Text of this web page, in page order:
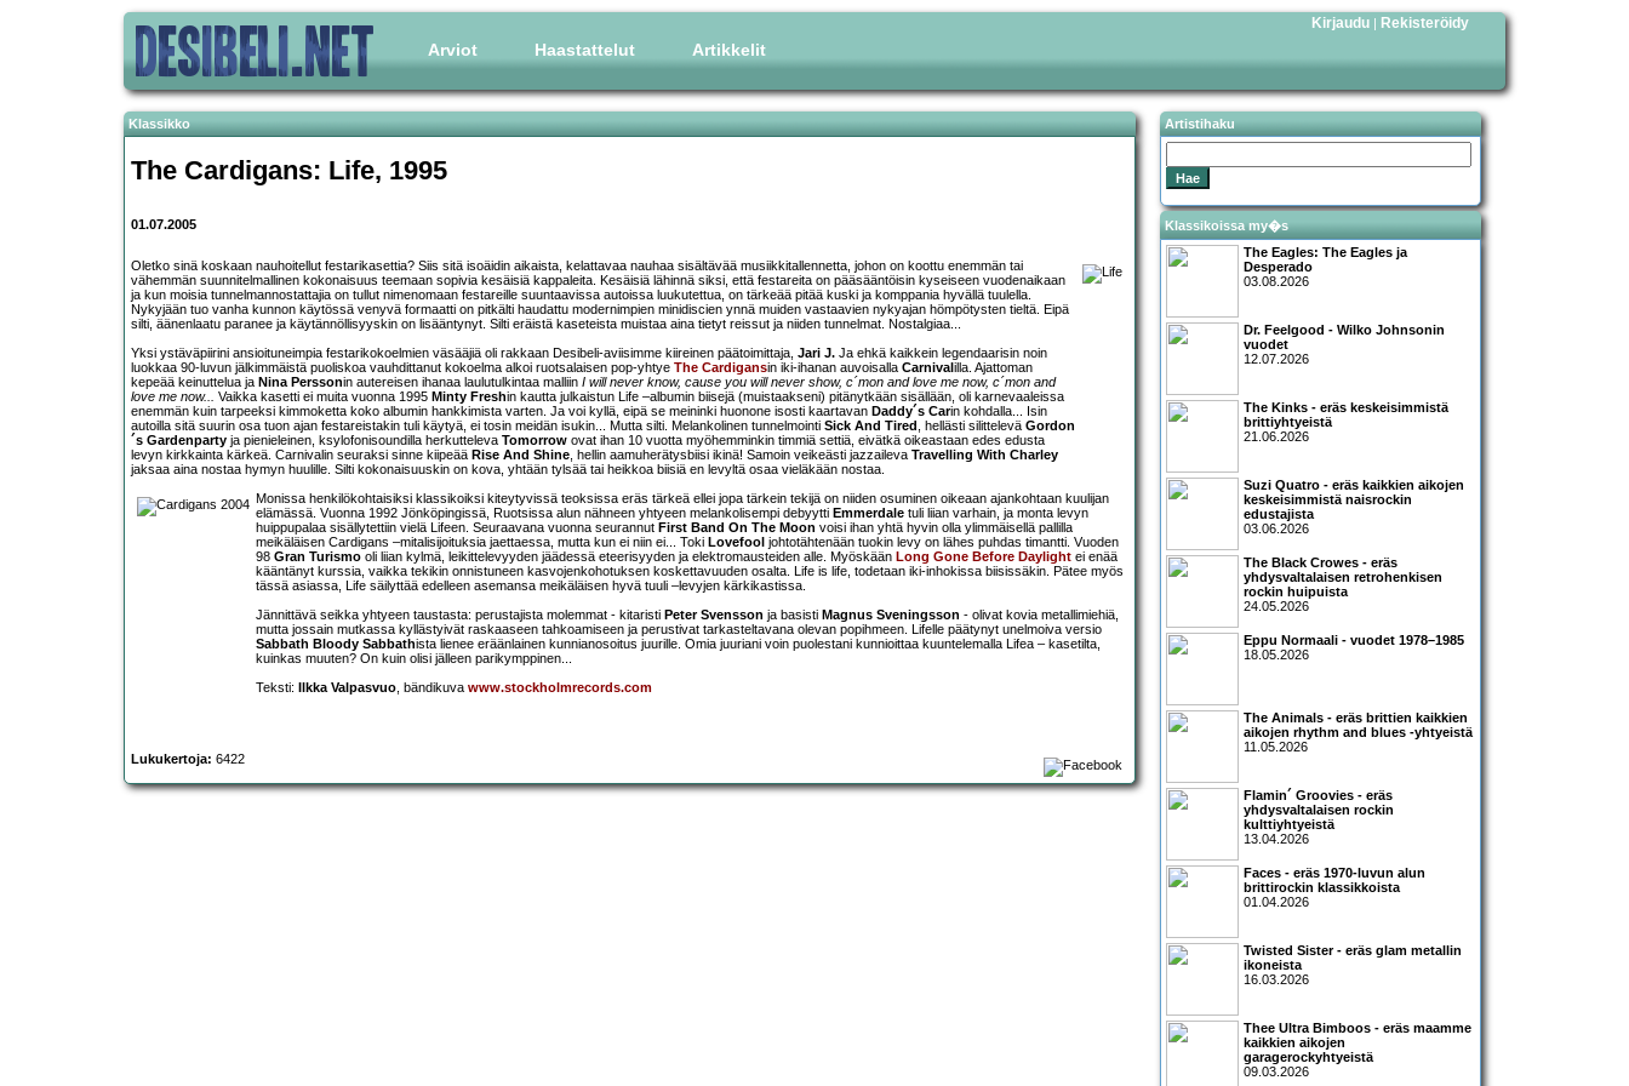
Arviot Haastattelut Artikkelit
Kirjaudu | Rekisteröidy
Klassikko
The Cardigans: Life, 1995
01.07.2005
Oletko sinä koskaan nauhoitellut festarikasettia? Siis sitä isoäidin aikaista, kelattavaa nauhaa sisältävää musiikkitallennetta, johon on koottu enemmän tai
vähemmän suunnitelmallinen kokonaisuus teemaan sopivia kesäisiä kappaleita. Kesäisiä lähinnä siksi, että festareita on pääsääntöisin kyseiseen vuodenaikaan
ja kun moisia tunnelmannostattajia on tullut nimenomaan festareille suuntaavissa autoissa luukutettua, on tärkeää pitää kuski ja komppania hyvällä tuulella.
Nykyjään tuo vanha kunnon käytössä venyvä formaatti on pitkälti haudattu modernimpien minidiscien ynnä muiden vastaavien nykyajan hömpötysten tieltä. Eipä
silti, äänenlaatu paranee ja käytännöllisyyskin on lisääntynyt. Silti eräistä kaseteista muistaa aina tietyt reissut ja niiden tunnelmat. Nostalgiaa...
Yksi ystäväpiirini ansioituneimpia festarikokoelmien väsääjiä oli rakkaan Desibeli-aviisimme kiireinen päätoimittaja, Jari J. Ja ehkä kaikkein legendaarisin noin
luokkaa 90-luvun jälkimmäistä puoliskoa vauhdittanut kokoelma alkoi ruotsalaisen pop-yhtye The Cardigansin iki-ihanan auvoisalla Carnivalilla. Ajattoman
kepeää keinuttelua ja Nina Perssonin autereisen ihanaa laulutulkintaa malliin I will never know, cause you will never show, c´mon and love me now, c´mon and
love me now... Vaikka kasetti ei muita vuonna 1995 Minty Freshin kautta julkaistun Life –albumin biisejä (muistaakseni) pitänytkään sisällään, oli karnevaaleissa
enemmän kuin tarpeeksi kimmoketta koko albumin hankkimista varten. Ja voi kyllä, eipä se meininki huonone isosti kaartavan Daddy´s Carin kohdalla... Isin
autoilla sitä suurin osa tuon ajan festareistakin tuli käytyä, ei tosin meidän isukin... Mutta silti. Melankolinen tunnelmointi Sick And Tired , hellästi silittelevä Gordon
´s Gardenparty ja pienieleinen, ksylofonisoundilla herkutteleva Tomorrow ovat ihan 10 vuotta myöhemminkin timmiä settiä, eivätkä oikeastaan edes edusta
levyn kirkkainta kärkeä. Carnivalin seuraksi sinne kiipeää Rise And Shine, hellin aamuherätysbiisi ikinä! Samoin veikeästi jazzaileva Travelling With Charley
jaksaa aina nostaa hymyn huulille. Silti kokonaisuuskin on kova, yhtään tylsää tai heikkoa biisiä en levyltä osaa vieläkään nostaa.
Monissa henkilökohtaisiksi klassikoiksi kiteytyvissä teoksissa eräs tärkeä ellei jopa tärkein tekijä on niiden osuminen oikeaan ajankohtaan kuulijan
elämässä. Vuonna 1992 Jönköpingissä, Ruotsissa alun nähneen yhtyeen melankolisempi debyytti Emmerdale tuli liian varhain, ja monta levyn
huippupalaa sisällytettiin vielä Lifeen. Seuraavana vuonna seurannut First Band On The Moon voisi ihan yhtä hyvin olla ylimmäisellä pallilla
meikäläisen Cardigans –mitalisijoituksia jaettaessa, mutta kun ei niin ei... Toki Lovefool johtotähtenään tuokin levy on lähes puhdas timantti. Vuoden
98 Gran Turismo oli liian kylmä, leikittelevyyden jäädessä eteerisyyden ja elektromausteiden alle. Myöskään Long Gone Before Daylight ei enää
kääntänyt kurssia, vaikka tekikin onnistuneen kasvojenkohotuksen koskettavuuden osalta. Life is life, todetaan iki-inhokissa biisissäkin. Pätee myös
tässä asiassa, Life säilyttää edelleen asemansa meikäläisen hyvä tuuli –levyjen kärkikastissa.
Jännittävä seikka yhtyeen taustasta: perustajista molemmat - kitaristi Peter Svensson ja basisti Magnus Sveningsson - olivat kovia metallimiehiä,
mutta jossain mutkassa kyllästyivät raskaaseen tahkoamiseen ja perustivat tarkasteltavana olevan popihmeen. Lifelle päätynyt unelmoiva versio
Sabbath Bloody Sabbathista lienee eräänlainen kunnianosoitus juurille. Omia juuriani voin puolestani kunnioittaa kuuntelemalla Lifea – kasetilta,
kuinkas muuten? On kuin olisi jälleen parikymppinen...
Teksti:
Ilkka Valpasvuo, bändikuva www.stockholmrecords.com
Lukukertoja: 6422
Artistihaku
Klassikoissa my�s
The Eagles: The Eagles ja
Desperado
03.08.2026
Dr. Feelgood - Wilko Johnsonin
vuodet
12.07.2026
The Kinks - eräs keskeisimmistä
brittiyhtyeistä
21.06.2026
Suzi Quatro - eräs kaikkien aikojen
keskeisimmistä naisrockin
edustajista
03.06.2026
The Black Crowes - eräs
yhdysvaltalaisen retrohenkisen
rockin huipuista
24.05.2026
Eppu Normaali - vuodet 1978–1985
18.05.2026
The Animals - eräs brittien kaikkien
aikojen rhythm and blues -yhtyeistä
11.05.2026
Flamin´ Groovies - eräs
yhdysvaltalaisen rockin
kulttiyhtyeistä
13.04.2026
Faces - eräs 1970-luvun alun
brittirockin klassikkoista
01.04.2026
Twisted Sister - eräs glam metallin
ikoneista
16.03.2026
Thee Ultra Bimboos - eräs maamme
kaikkien aikojen
garagerockyhtyeistä
09.03.2026